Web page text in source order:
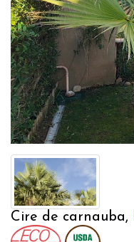
Cire de carnauba,